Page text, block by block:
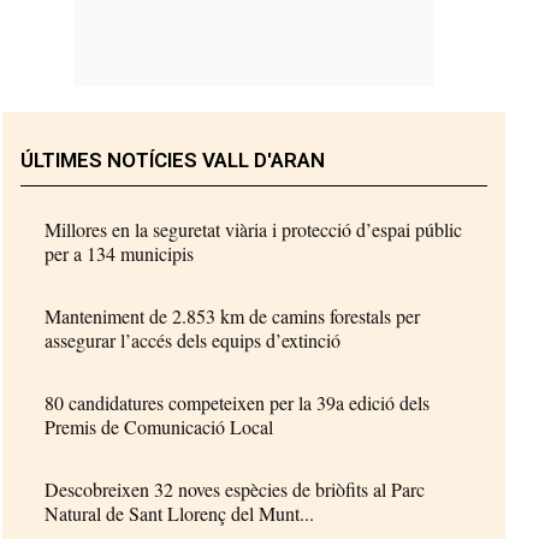
ÚLTIMES NOTÍCIES VALL D'ARAN
Millores en la seguretat viària i protecció d’espai públic
per a 134 municipis
Manteniment de 2.853 km de camins forestals per
assegurar l’accés dels equips d’extinció
80 candidatures competeixen per la 39a edició dels
Premis de Comunicació Local
Descobreixen 32 noves espècies de briòfits al Parc
Natural de Sant Llorenç del Munt...